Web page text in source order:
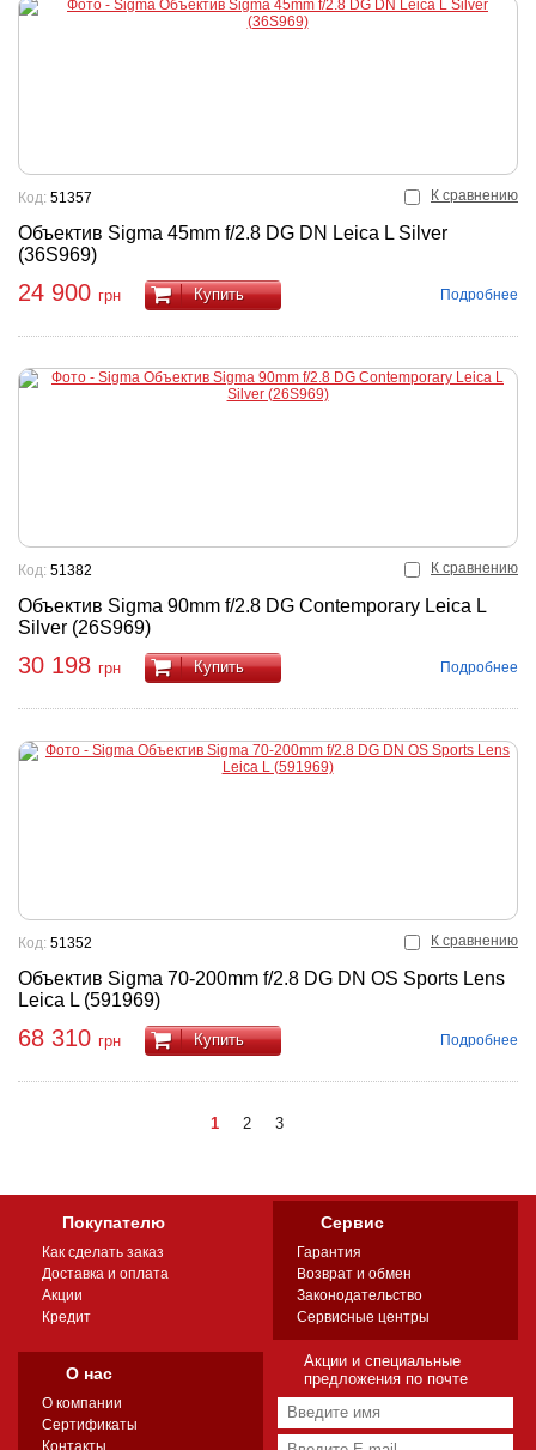
К сравнению
Объектив Sigma 45mm f/2.8 DG DN Leica L Silver
(36S969)
Код: 51357
24 900 грн Купить Подробнее
К сравнению
Объектив Sigma 90mm f/2.8 DG Contemporary Leica L
Silver (26S969)
Код: 51382
30 198 грн Купить Подробнее
К сравнению
Объектив Sigma 70-200mm f/2.8 DG DN OS Sports Lens
Leica L (591969)
Код: 51352
68 310 грн Купить Подробнее
1 2 3
Покупателю
Как сделать заказ
Доставка и оплата
Акции
Кредит
Сервис
Гарантия
Возврат и обмен
Законодательство
Сервисные центры
О нас
О компании
Сертификаты
Контакты
Акции и специальные
предложения по почте